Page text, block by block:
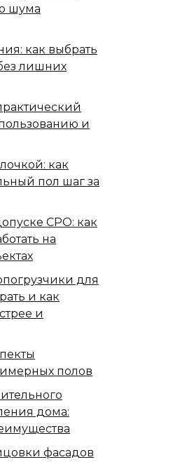
шума
как выбрать
лишних
и
как
пол шаг за
СРО: как
на
для
и как
и
полов
дома:
фасадов